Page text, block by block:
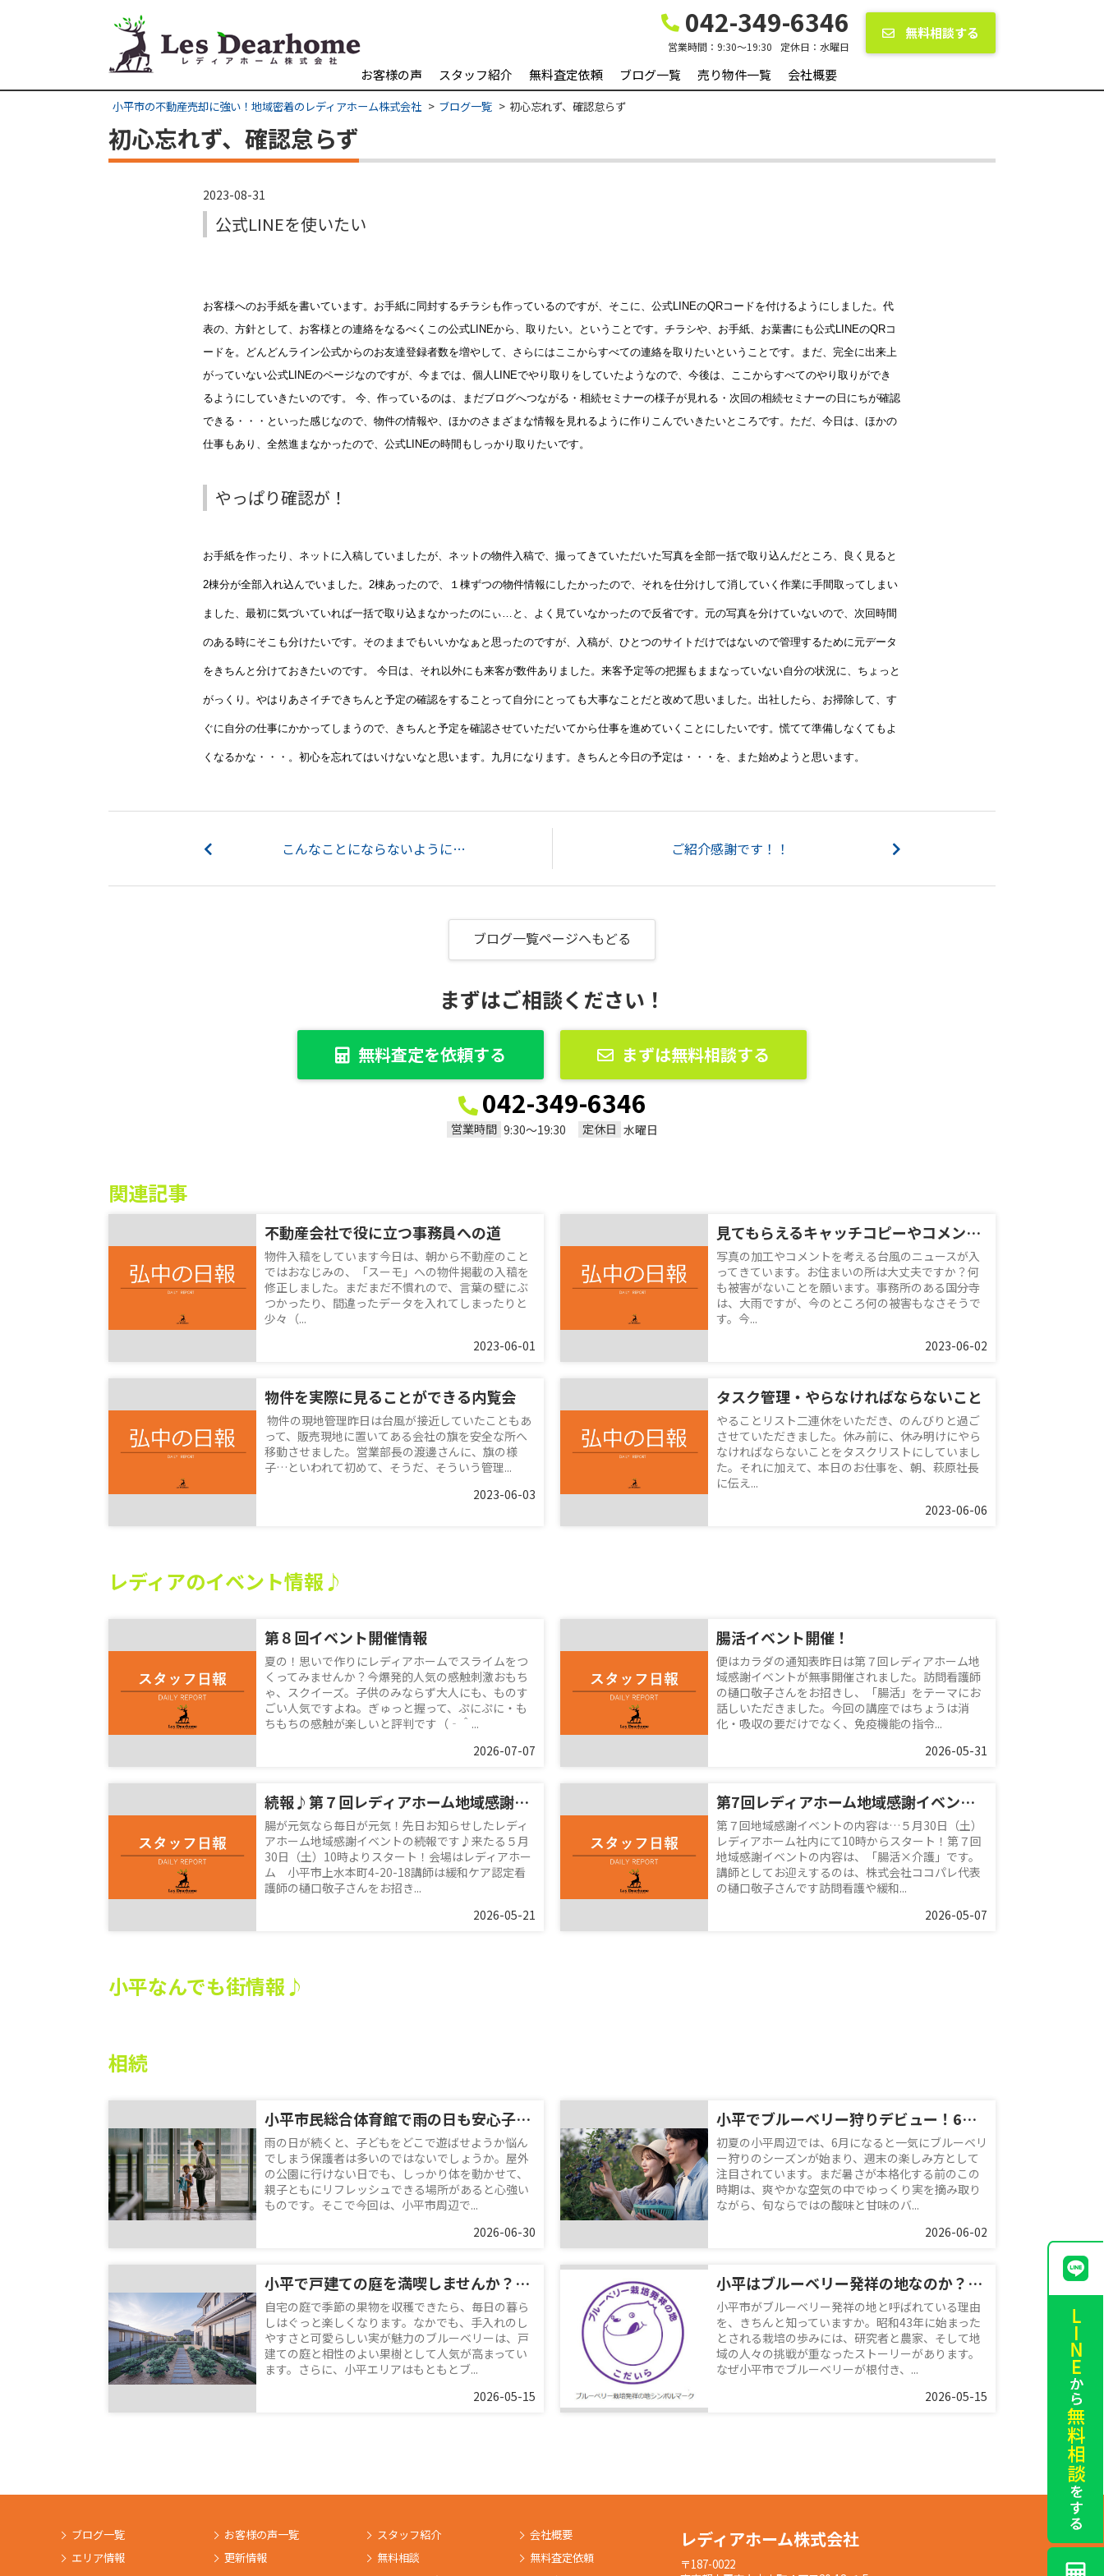
042-349-6346
営業時間： 9:30〜19:30 定休日： 水曜日
無料相談する
お客様の声 スタッフ紹介 無料査定依頼 ブログ一覧 売り物件一覧 会社概要
小平市の不動産売却に強い！地域密着のレディアホーム株式会社 ブログ一覧 初心忘れず、確認怠らず
初心忘れず、確認怠らず
2023-08-31
公式LINEを使いたい
お客様へのお手紙を書いています。お手紙に同封するチラシも作っているのですが、そこに、公式LINEのQRコードを付けるようにしました。代
表の、方針として、お客様との連絡をなるべくこの公式LINEから、取りたい。ということです。チラシや、お手紙、お葉書にも公式LINEのQRコ
ードを。どんどんライン公式からのお友達登録者数を増やして、さらにはここからすべての連絡を取りたいということです。まだ、完全に出来上
がっていない公式LINEのページなのですが、今までは、個人LINEでやり取りをしていたようなので、今後は、ここからすべてのやり取りができ
るようにしていきたいのです。 今、作っているのは、まだブログへつながる・相続セミナーの様子が見れる・次回の相続セミナーの日にちが確認
できる・・・といった感じなので、物件の情報や、ほかのさまざまな情報を見れるように作りこんでいきたいところです。ただ、今日は、ほかの
仕事もあり、全然進まなかったので、公式LINEの時間もしっかり取りたいです。
やっぱり確認が！
お手紙を作ったり、ネットに入稿していましたが、ネットの物件入稿で、撮ってきていただいた写真を全部一括で取り込んだところ、良く見ると
2棟分が全部入れ込んでいました。2棟あったので、１棟ずつの物件情報にしたかったので、それを仕分けして消していく作業に手間取ってしまい
ました、最初に気づいていれば一括で取り込まなかったのにぃ…と、よく見ていなかったので反省です。元の写真を分けていないので、次回時間
のある時にそこも分けたいです。そのままでもいいかなぁと思ったのですが、入稿が、ひとつのサイトだけではないので管理するために元データ
をきちんと分けておきたいのです。 今日は、それ以外にも来客が数件ありました。来客予定等の把握もままなっていない自分の状況に、ちょっと
がっくり。やはりあさイチできちんと予定の確認をすることって自分にとっても大事なことだと改めて思いました。出社したら、お掃除して、す
ぐに自分の仕事にかかってしまうので、きちんと予定を確認させていただいてから仕事を進めていくことにしたいです。慌てて準備しなくてもよ
くなるかな・・・。初心を忘れてはいけないなと思います。九月になります。きちんと今日の予定は・・・を、また始めようと思います。
こんなことにならないように… ご紹介感謝です！！
ブログ一覧ページへもどる
まずはご相談ください！
無料査定を依頼する まずは無料相談する
042-349-6346
営業時間 9:30〜19:30 定休日 水曜日
関連記事
不動産会社で役に立つ事務員への道
物件入稿をしています今日は、朝から不動産のこと
ではおなじみの、「スーモ」への物件掲載の入稿を
修正しました。まだまだ不慣れので、言葉の壁にぶ
つかったり、間違ったデータを入れてしまったりと
少々（...
2023-06-01
見てもらえるキャッチコピーやコメント？
写真の加工やコメントを考える台風のニュースが入
ってきています。お住まいの所は大丈夫ですか？何
も被害がないことを願います。事務所のある国分寺
は、大雨ですが、今のところ何の被害もなさそうで
す。今...
2023-06-02
物件を実際に見ることができる内覧会
物件の現地管理昨日は台風が接近していたこともあ
って、販売現地に置いてある会社の旗を安全な所へ
移動させました。営業部長の渡邊さんに、旗の様
子…といわれて初めて、そうだ、そういう管理...
2023-06-03
タスク管理・やらなければならないこと
やることリスト二連休をいただき、のんびりと過ご
させていただきました。休み前に、休み明けにやら
なければならないことをタスクリストにしていまし
た。それに加えて、本日のお仕事を、朝、萩原社長
に伝え...
2023-06-06
レディアのイベント情報♪
第８回イベント開催情報
夏の！思いで作りにレディアホームでスライムをつ
くってみませんか？今爆発的人気の感触刺激おもち
ゃ、スクイーズ。子供のみならず大人にも、ものす
ごい人気ですよね。ぎゅっと握って、ぷにぷに・も
ちもちの感触が楽しいと評判です（‐＾...
2026-07-07
腸活イベント開催！
便はカラダの通知表昨日は第７回レディアホーム地
域感謝イベントが無事開催されました。訪問看護師
の樋口敬子さんをお招きし、「腸活」をテーマにお
話しいただきました。今回の講座ではちょうは消
化・吸収の要だけでなく、免疫機能の指令...
2026-05-31
続報♪第７回レディアホーム地域感謝イベント
腸が元気なら毎日が元気！先日お知らせしたレディ
アホーム地域感謝イベントの続報です♪来たる５月
30日（土）10時よりスタート！会場はレディアホー
ム 小平市上水本町4-20-18講師は緩和ケア認定看
護師の樋口敬子さんをお招き...
2026-05-21
第7回レディアホーム地域感謝イベント開催決定
第７回地域感謝イベントの内容は…５月30日（土）
レディアホーム社内にて10時からスタート！第７回
地域感謝イベントの内容は、「腸活×介護」です。
講師としてお迎えするのは、株式会社ココパレ代表
の樋口敬子さんです訪問看護や緩和...
2026-05-07
小平なんでも街情報♪
相続
小平市民総合体育館で雨の日も安心子連れレジャー！周辺情報と便利な利用のコツを紹介
雨の日が続くと、子どもをどこで遊ばせようか悩ん
でしまう保護者は多いのではないでしょうか。屋外
の公園に行けない日でも、しっかり体を動かせて、
親子ともにリフレッシュできる場所があると心強い
ものです。そこで今回は、小平市周辺で...
2026-06-30
小平でブルーベリー狩りデビュー！6月の味わい方と周辺スポット紹介
初夏の小平周辺では、6月になると一気にブルーベリ
ー狩りのシーズンが始まり、週末の楽しみ方として
注目されています。まだ暑さが本格化する前のこの
時期は、爽やかな空気の中でゆっくり実を摘み取り
ながら、旬ならではの酸味と甘味のバ...
2026-06-02
小平で戸建ての庭を満喫しませんか？ブルーベリー栽培で季節の果物収穫を楽しむ暮らし
自宅の庭で季節の果物を収穫できたら、毎日の暮ら
しはぐっと楽しくなります。なかでも、手入れのし
やすさと可愛らしい実が魅力のブルーベリーは、戸
建ての庭と相性のよい果樹として人気が高まってい
ます。さらに、小平エリアはもともとブ...
2026-05-15
小平はブルーベリー発祥の地なのか？歴史と魅力をわかりやすく解説
小平市がブルーベリー発祥の地と呼ばれている理由
を、きちんと知っていますか。昭和43年に始まった
とされる栽培の歩みには、研究者と農家、そして地
域の人々の挑戦が重なったストーリーがあります。
なぜ小平市でブルーベリーが根付き、...
2026-05-15
ブログ一覧
エリア情報
お客様の声一覧
更新情報
スタッフ紹介
無料相談
会社概要
無料査定依頼
レディアホーム株式会社
〒187-0022